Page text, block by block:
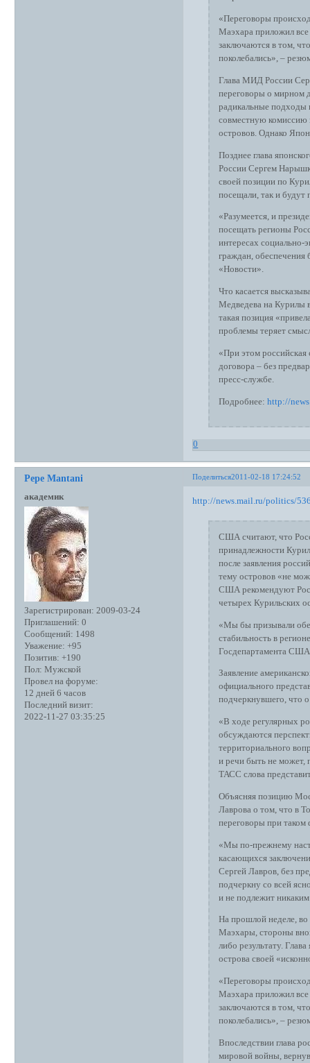
«Переговоры
Маэхара приложил
заключаются в том,
поколебались», –
Глава МИД России
переговоры о мирном
радикальные подходы
совместную комиссию
островов. Однако
Позднее глава
России Сергем
своей позиции по
посещали, так и будут
«Разумеется, и
посещать регионы
интересах социально-
граждан, обеспечения
«Новости».
Что касается
Медведева на Курилы
такая позиция
проблемы теряет
«При этом
договора – без
пресс-службе.
Подробнее: http://
0
Поделиться2011-02-18 17:24:52
Pepe Mantani
академик
Зарегистрирован: 2009-03-24
Приглашений: 0
Сообщений: 1498
Уважение: +95
Позитив: +190
Пол: Мужской
Провел на форуме:
12 дней 6 часов
Последний визит:
2022-11-27 03:35:25
http://news.mail.ru/politics/
США считают, что
принадлежности
после заявления
тему островов «не
США рекомендуют
четырех Курильских
«Мы бы призывали обе
стабильность в
Госдепартамента
Заявление
официального
подчеркнувшего, что
«В ходе регулярных
обсуждаются
территориального
и речи быть не может,
ТАСС слова
Объясняя позицию
Лаврова о том, что в
переговоры при таком
«Мы по-прежнему
касающихся
Сергей Лавров, без
подчеркну со всей
и не подлежит
На прошлой неделе, во
Маэхары, стороны
либо результату.
острова своей
«Переговоры
Маэхара приложил
заключаются в том,
поколебались», –
Впоследствии глава
мировой войны,